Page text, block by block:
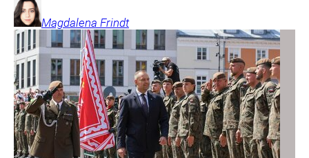
Magdalena Frindt